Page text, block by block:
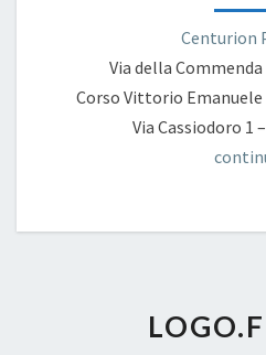
Centurion
Via della Commenda
Corso Vittorio Emanuele
Via Cassiodoro 1